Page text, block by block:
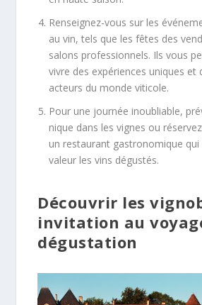
Renseignez-vous sur les
au vin, tels que les fêtes des
salons professionnels. Ils vous
vivre des expériences uniques et
acteurs du monde viticole.
Pour une journée inoubliable,
nique dans les vignes ou
un restaurant gastronomique
valeur les vins dégustés.
Découvrir les
invitation au
dégustation